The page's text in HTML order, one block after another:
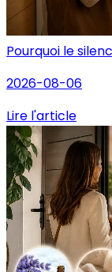
Pourquoi le
2026-08-06
Lire l'article